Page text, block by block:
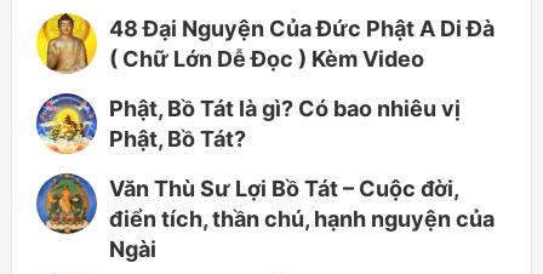
48 Đại Nguyện Của Đức Phật A Di Đà
( Chữ Lớn Dễ Đọc ) Kèm Video
Phật, Bồ Tát là gì? Có bao nhiêu vị
Phật, Bồ Tát?
Văn Thù Sư Lợi Bồ Tát – Cuộc đời,
điển tích, thần chú, hạnh nguyện của
Ngài